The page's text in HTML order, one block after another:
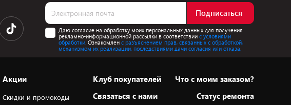
Подписаться
Даю согласие на обработку моих персональных данных для получения
рекламно-информационной рассылки в соответствиис условиями
обработки. Ознакомлен с разъяснением прав, связанных с обработкой,
механизмом их реализации, последствиями дачи согласия или отказа.
Акции
Скидки и промокоды
Клуб покупателей
Cвязаться с нами
Что с моим заказом?
Статус ремонта